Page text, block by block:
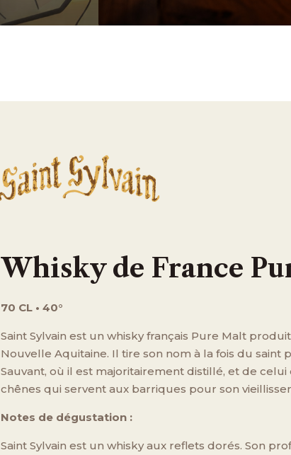
Whisky de France
70 CL • 40°
Saint Sylvain est un whisky français Pure Malt
Nouvelle Aquitaine. Il tire son nom à la fois du saint
Sauvant, où il est majoritairement distillé, et de
chênes qui servent aux barriques pour son
Notes de dégustation :
Saint Sylvain est un whisky aux reflets dorés. Son